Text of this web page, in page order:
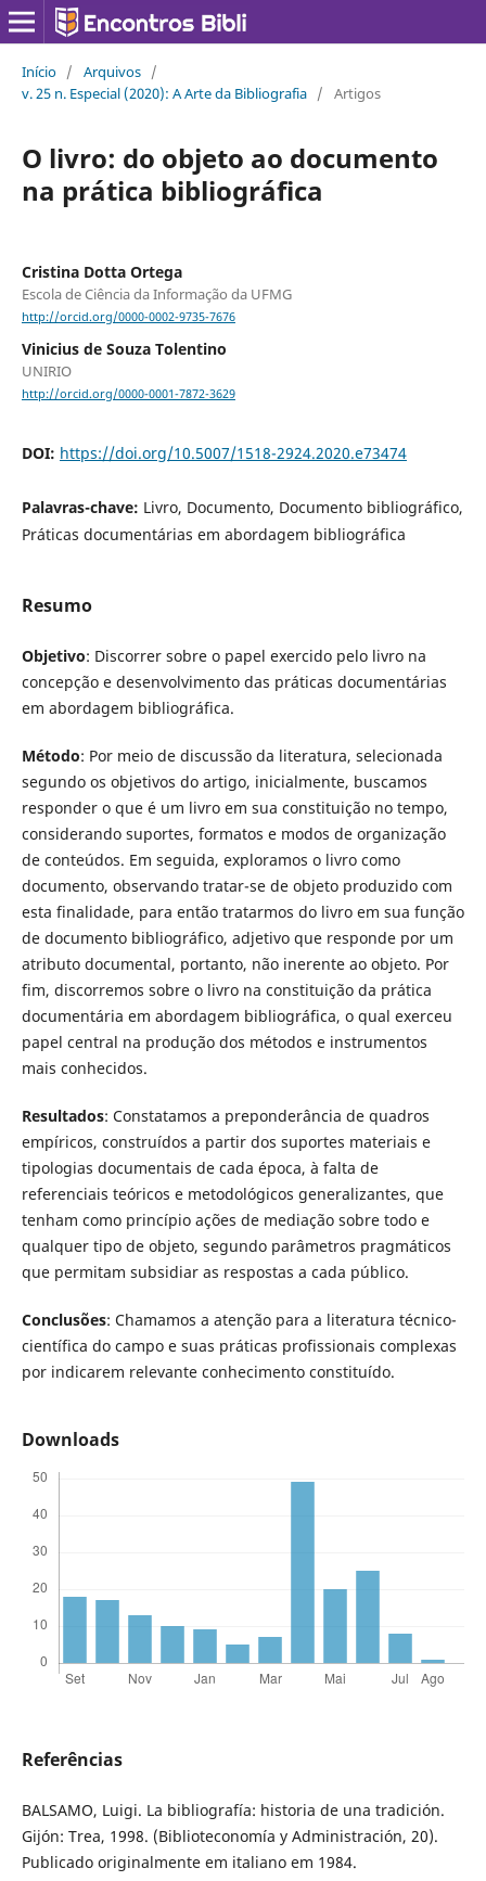
Início / Arquivos /
v. 25 n. Especial (2020): A Arte da Bibliografia / Artigos
O livro: do objeto ao documento
na prática bibliográfica
Cristina Dotta Ortega
Escola de Ciência da Informação da UFMG
http://orcid.org/0000-0002-9735-7676
Vinicius de Souza Tolentino
UNIRIO
http://orcid.org/0000-0001-7872-3629
DOI: https://doi.org/10.5007/1518-2924.2020.e73474
Palavras-chave: Livro, Documento, Documento bibliográfico,
Práticas documentárias em abordagem bibliográfica
Resumo
Objetivo: Discorrer sobre o papel exercido pelo livro na
concepção e desenvolvimento das práticas documentárias
em abordagem bibliográfica.
Método: Por meio de discussão da literatura, selecionada
segundo os objetivos do artigo, inicialmente, buscamos
responder o que é um livro em sua constituição no tempo,
considerando suportes, formatos e modos de organização
de conteúdos. Em seguida, exploramos o livro como
documento, observando tratar-se de objeto produzido com
esta finalidade, para então tratarmos do livro em sua função
de documento bibliográfico, adjetivo que responde por um
atributo documental, portanto, não inerente ao objeto. Por
fim, discorremos sobre o livro na constituição da prática
documentária em abordagem bibliográfica, o qual exerceu
papel central na produção dos métodos e instrumentos
mais conhecidos.
Resultados: Constatamos a preponderância de quadros
empíricos, construídos a partir dos suportes materiais e
tipologias documentais de cada época, à falta de
referenciais teóricos e metodológicos generalizantes, que
tenham como princípio ações de mediação sobre todo e
qualquer tipo de objeto, segundo parâmetros pragmáticos
que permitam subsidiar as respostas a cada público.
Conclusões: Chamamos a atenção para a literatura técnico-
científica do campo e suas práticas profissionais complexas
por indicarem relevante conhecimento constituído.
Downloads
Referências
BALSAMO, Luigi. La bibliografía: historia de una tradición.
Gijón: Trea, 1998. (Biblioteconomía y Administración, 20).
Publicado originalmente em italiano em 1984.